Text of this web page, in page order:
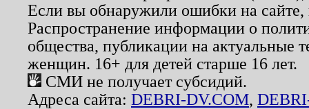
Если вы обнаружили ошибки на
Распространение информации о
общества, публикации на актуальные
женщин. 16+ для детей старше 16 лет.
СМИ не получает субсидий.
Адреса сайта: DEBRI-DV.COM,